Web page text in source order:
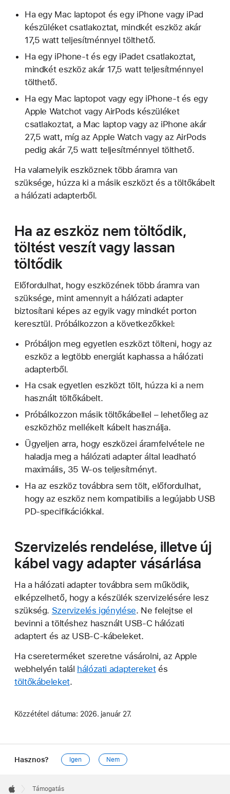
Ha egy Mac laptopot és egy iPhone vagy iPad
készüléket csatlakoztat, mindkét eszköz akár
17,5 watt teljesítménnyel tölthető.
Ha egy iPhone-t és egy iPadet csatlakoztat,
mindkét eszköz akár 17,5 watt teljesítménnyel
tölthető.
Ha egy Mac laptopot vagy egy iPhone-t és egy
Apple Watchot vagy AirPods készüléket
csatlakoztat, a Mac laptop vagy az iPhone akár
27,5 watt, míg az Apple Watch vagy az AirPods
pedig akár 7,5 watt teljesítménnyel tölthető.
Ha valamelyik eszköznek több áramra van
szüksége, húzza ki a másik eszközt és a töltőkábelt
a hálózati adapterből.
Ha az eszköz nem töltődik,
töltést veszít vagy lassan
töltődik
Előfordulhat, hogy eszközének több áramra van
szüksége, mint amennyit a hálózati adapter
biztosítani képes az egyik vagy mindkét porton
keresztül. Próbálkozzon a következőkkel:
Próbáljon meg egyetlen eszközt tölteni, hogy az
eszköz a legtöbb energiát kaphassa a hálózati
adapterből.
Ha csak egyetlen eszközt tölt, húzza ki a nem
használt töltőkábelt.
Próbálkozzon másik töltőkábellel – lehetőleg az
eszközhöz mellékelt kábelt használja.
Ügyeljen arra, hogy eszközei áramfelvétele ne
haladja meg a hálózati adapter által leadható
maximális, 35 W-os teljesítményt.
Ha az eszköz továbbra sem tölt, előfordulhat,
hogy az eszköz nem kompatibilis a legújabb USB
PD-specifikációkkal.
Szervizelés rendelése, illetve új
kábel vagy adapter vásárlása
Ha a hálózati adapter továbbra sem működik,
elképzelhető, hogy a készülék szervizelésére lesz
szükség. Szervizelés igénylése. Ne felejtse el
bevinni a töltéshez használt USB-C hálózati
adaptert és az USB-C-kábeleket.
Ha csereterméket szeretne vásárolni, az Apple
webhelyén talál hálózati adaptereketés
töltőkábeleket.
Közzététel dátuma: 2026. január 27.
Hasznos? Igen Nem
Footer

Támogatás